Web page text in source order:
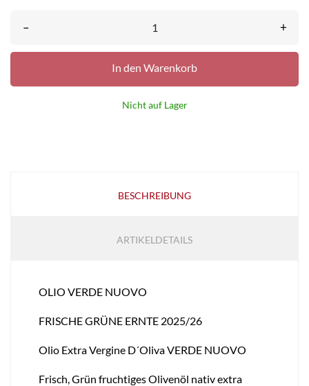
– +
In den Warenkorb
Nicht auf Lager
BESCHREIBUNG
ARTIKELDETAILS
OLIO VERDE NUOVO
FRISCHE GRÜNE ERNTE 2025/26
Olio Extra Vergine D´Oliva VERDE NUOVO
Frisch, Grün fruchtiges Olivenöl nativ extra